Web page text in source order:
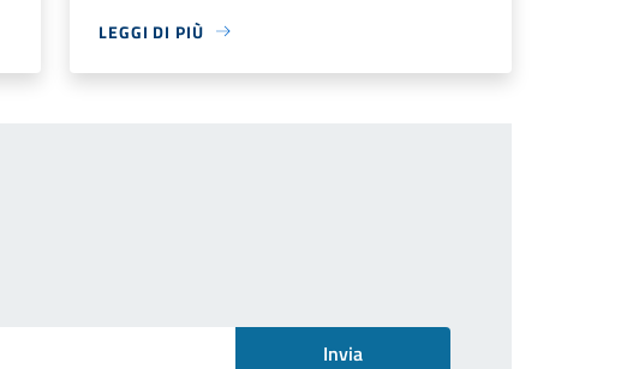
LEGGI DI PIÙ
Invia